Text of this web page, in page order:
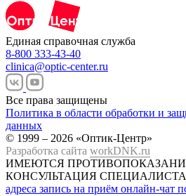
Единая справочная служба
8-800 333-43-40
clinica@optic-center.ru
Все права защищены
Политика в области обработки и
данных
© 1999 – 2026 «Оптик-Центр»
Разработка сайта workDNK.ru
ИМЕЮТСЯ
КОНСУЛЬТАЦИЯ СПЕЦИАЛИСТА
адреса запись на приём онлайн-чат